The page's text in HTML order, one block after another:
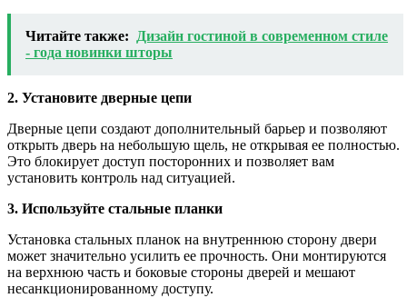
Читайте также:
Дизайн гостиной в современном стиле
- года новинки шторы
2. Установите дверные цепи
Дверные цепи создают дополнительный барьер и позволяют
открыть дверь на небольшую щель, не открывая ее полностью.
Это блокирует доступ посторонних и позволяет вам
установить контроль над ситуацией.
3. Используйте стальные планки
Установка стальных планок на внутреннюю сторону двери
может значительно усилить ее прочность. Они монтируются
на верхнюю часть и боковые стороны дверей и мешают
несанкционированному доступу.